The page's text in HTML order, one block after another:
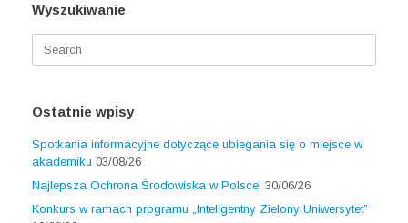
Wyszukiwanie
Ostatnie wpisy
Spotkania informacyjne dotyczące ubiegania się o miejsce w
akademiku 03/08/26
Najlepsza Ochrona Środowiska w Polsce! 30/06/26
Konkurs w ramach programu „Inteligentny Zielony Uniwersytet”